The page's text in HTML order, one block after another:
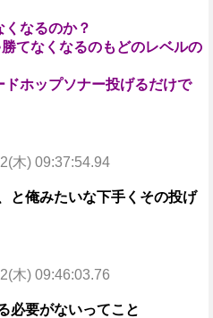
なるのか？
てなくなるのもどのレベルの
ホップソナー投げるだけで
木) 09:37:54.94
と俺みたいな下手くその投げ
木) 09:46:03.76
必要がないってこと